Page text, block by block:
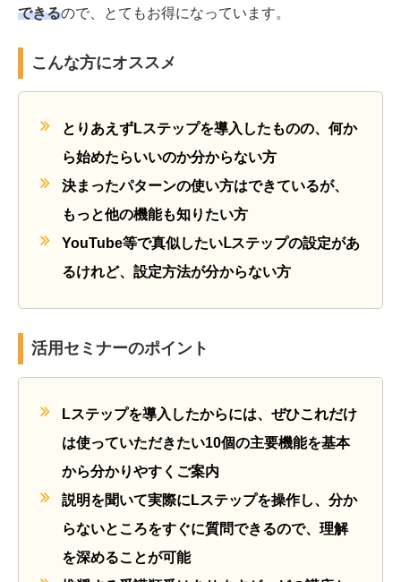
できるので、とてもお得になっています。
こんな方にオススメ
とりあえずLステップを導入したものの、何か
ら始めたらいいのか分からない方
決まったパターンの使い方はできているが、
もっと他の機能も知りたい方
YouTube等で真似したいⅬステップの設定があ
るけれど、設定方法が分からない方
活用セミナーのポイント
Lステップを導入したからには、ぜひこれだけ
は使っていただきたい10個の主要機能を基本
から分かりやすくご案内
説明を聞いて実際にLステップを操作し、分か
らないところをすぐに質問できるので、理解
を深めることが可能